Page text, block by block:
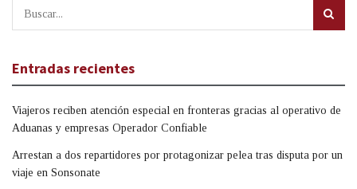
Entradas recientes
Viajeros reciben atención especial en fronteras gracias al operativo de
Aduanas y empresas Operador Confiable
Arrestan a dos repartidores por protagonizar pelea tras disputa por un
viaje en Sonsonate